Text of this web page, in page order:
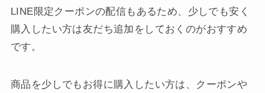
LINE限定クーポンの配信もあるため、少しでも安く
購入したい方は友だち追加をしておくのがおすすめ
です。
商品を少しでもお得に購入したい方は、クーポンや